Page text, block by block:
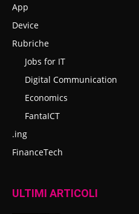
App
Device
Rubriche
Jobs for IT
Digital Communication
Economics
FantaICT
.ing
FinanceTech
ULTIMI ARTICOLI